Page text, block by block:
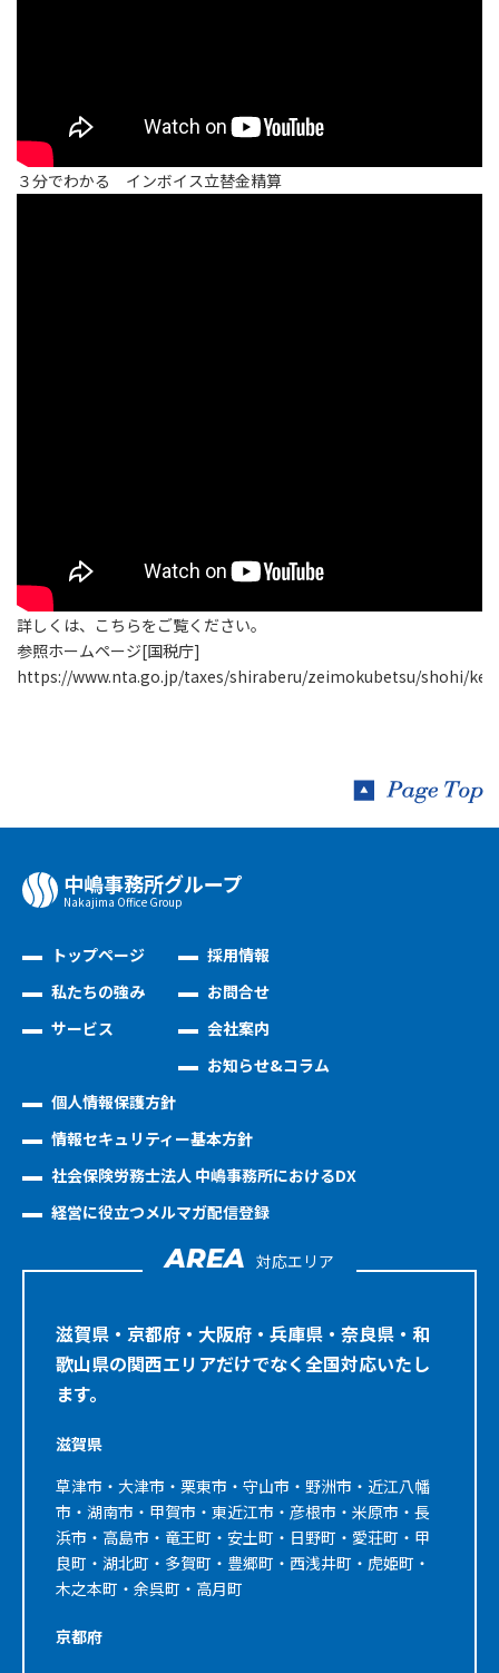
３分でわかる インボイス立替金精算
詳しくは、こちらをご覧ください。
参照ホームページ[国税庁]
https://www.nta.go.jp/taxes/shiraberu/zeimokubetsu/shohi/
中嶋事務所グループ
Nakajima Oﬃce Group
トップページ
私たちの強み
サービス
採用情報
お問合せ
会社案内
お知らせ&コラム
個人情報保護方針
情報セキュリティー基本方針
社会保険労務士法人 中嶋事務所におけるDX
経営に役立つメルマガ配信登録
AREA 対応エリア
滋賀県・京都府・大阪府・兵庫県・奈良県・和
歌山県の関西エリアだけでなく全国対応いたし
ます。
滋賀県
草津市・大津市・栗東市・守山市・野洲市・近江八幡
市・湖南市・甲賀市・東近江市・彦根市・米原市・長
浜市・高島市・竜王町・安土町・日野町・愛荘町・甲
良町・湖北町・多賀町・豊郷町・西浅井町・虎姫町・
木之本町・余呉町・高月町
京都府